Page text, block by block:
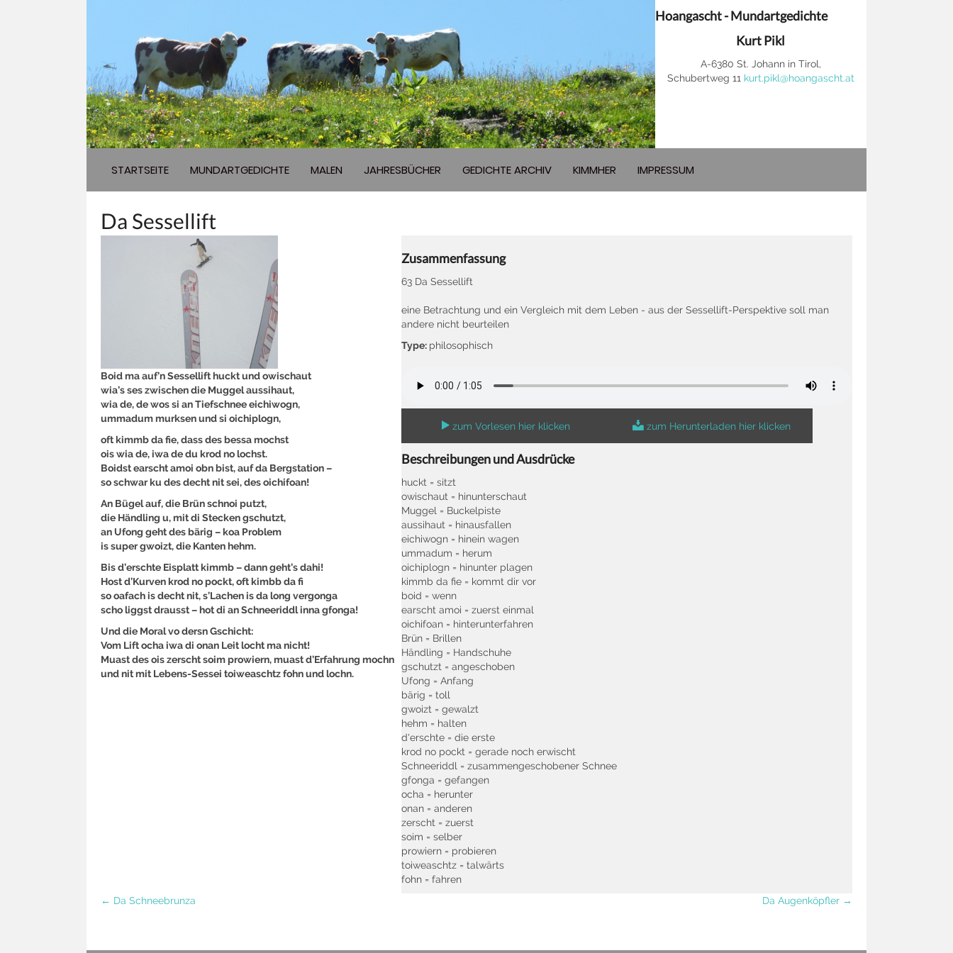
Hoangascht - Mundartgedichte
Kurt Pikl
A-6380 St. Johann in Tirol,
Schubertweg 11 kurt.pikl@hoangascht.at
STARTSEITE MUNDARTGEDICHTE MALEN JAHRESBÜCHER GEDICHTE ARCHIV KIMMHER IMPRESSUM
Da Sessellift
Boid ma auf’n Sessellift huckt und owischaut
wia’s ses zwischen die Muggel aussihaut,
wia de, de wos si an Tiefschnee eichiwogn,
ummadum murksen und si oichiplogn,
oft kimmb da fie, dass des bessa mochst
ois wia de, iwa de du krod no lochst.
Boidst earscht amoi obn bist, auf da Bergstation –
so schwar ku des decht nit sei, des oichifoan!
An Bügel auf, die Brün schnoi putzt,
die Händling u, mit di Stecken gschutzt,
an Ufong geht des bärig – koa Problem
is super gwoizt, die Kanten hehm.
Bis d’erschte Eisplatt kimmb – dann geht’s dahi!
Host d’Kurven krod no pockt, oft kimbb da fi
so oafach is decht nit, s’Lachen is da long vergonga
scho liggst drausst – hot di an Schneeriddl inna gfonga!
Und die Moral vo dersn Gschicht:
Vom Lift ocha iwa di onan Leit locht ma nicht!
Muast des ois zerscht soim prowiern, muast d’Erfahrung mochn
und nit mit Lebens-Sessei toiweaschtz fohn und lochn.
Zusammenfassung
63 Da Sessellift
eine Betrachtung und ein Vergleich mit dem Leben - aus der Sessellift-Perspektive soll man
andere nicht beurteilen
Type: philosophisch
zum Vorlesen hier klicken zum Herunterladen hier klicken
Beschreibungen und Ausdrücke
huckt = sitzt
owischaut = hinunterschaut
Muggel = Buckelpiste
aussihaut = hinausfallen
eichiwogn = hinein wagen
ummadum = herum
oichiplogn = hinunter plagen
kimmb da fie = kommt dir vor
boid = wenn
earscht amoi = zuerst einmal
oichifoan = hinterunterfahren
Brün = Brillen
Händling = Handschuhe
gschutzt = angeschoben
Ufong = Anfang
bärig = toll
gwoizt = gewalzt
hehm = halten
d'erschte = die erste
krod no pockt = gerade noch erwischt
Schneeriddl = zusammengeschobener Schnee
gfonga = gefangen
ocha = herunter
onan = anderen
zerscht = zuerst
soim = selber
prowiern = probieren
toiweaschtz = talwärts
fohn = fahren
Posts
← Da Schneebrunza Da Augenköpfler →